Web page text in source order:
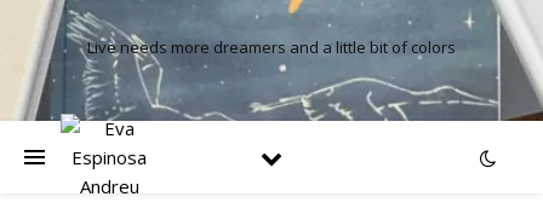
Live needs more dreamers and a little bit of colors